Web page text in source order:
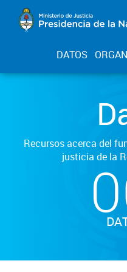
DATOS
Recursos acerca del
justicia de la